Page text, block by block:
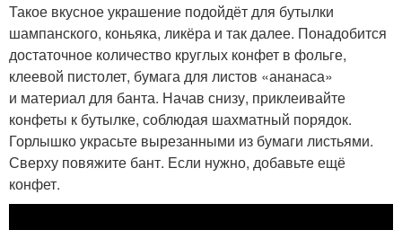
Такое вкусное украшение подойдёт для бутылки
шампанского, коньяка, ликёра и так далее. Понадобится
достаточное количество круглых конфет в фольге,
клеевой пистолет, бумага для листов «ананаса»
и материал для банта. Начав снизу, приклеивайте
конфеты к бутылке, соблюдая шахматный порядок.
Горлышко украсьте вырезанными из бумаги листьями.
Сверху повяжите бант. Если нужно, добавьте ещё
конфет.